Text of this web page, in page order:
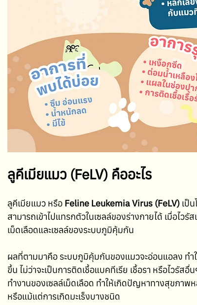
ลูคีเมียแมว (FeLV) คืออะไร
ลูคีเมียแมว หรือ Feline Leukemia Virus (FeLV) เป็
สามารถเข้าไปแทรกตัวในเซลล์ของร่างกายได้ เมื่อไว
เม็ดเลือดและเซลล์ของระบบภูมิคุ้มกัน
ผลที่ตามมาคือ ระบบภูมิคุ้มกันของแมวจะอ่อนแอลง ทำ
ขึ้น ไม่ว่าจะเป็นการติดเชื้อแบคทีเรีย เชื้อรา หรือไวรัส
ทำงานของเซลล์เม็ดเลือด ทำให้เกิดปัญหาทางสุขภาพห
หรือแม้แต่การเกิดมะเร็งบางชนิด